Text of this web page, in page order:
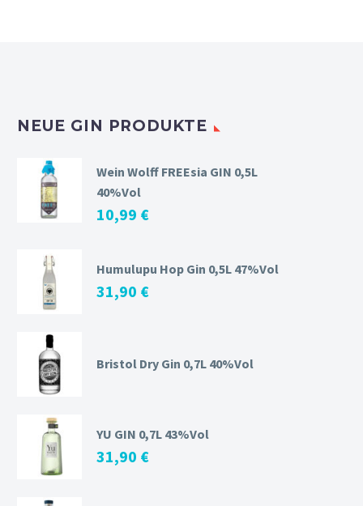
NEUE GIN PRODUKTE
Wein Wolff FREEsia GIN 0,5L
40%Vol
10,99 €
Humulupu Hop Gin 0,5L 47%Vol
31,90 €
Bristol Dry Gin 0,7L 40%Vol
YU GIN 0,7L 43%Vol
31,90 €